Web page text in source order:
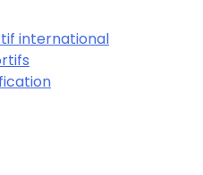
international